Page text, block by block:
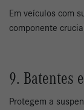
Em veículos com
componente
9. Batentes
Protegem a